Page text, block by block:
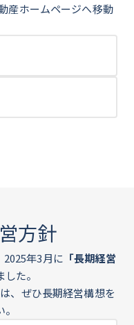
産ホームページへ移動
方針
年3月に 「長期経営
た。
、ぜひ長期経営構想を